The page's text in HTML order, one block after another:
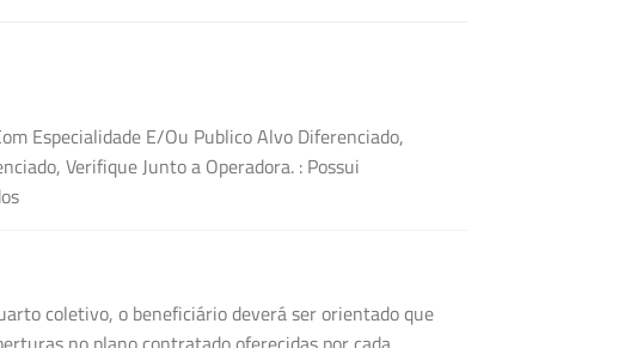
Especialidade E/Ou Publico Alvo Diferenciado,
Verifique Junto a Operadora. : Possui
coletivo, o beneficiário deverá ser orientado que